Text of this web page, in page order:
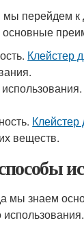
перейдем к
Клейстер
Клейстер
веществ.
мы знаем